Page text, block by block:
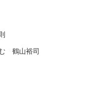
鶴山裕司